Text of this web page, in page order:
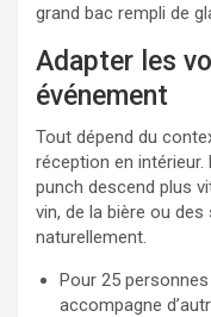
grand bac rempli de
Adapter les
événement
Tout dépend du
réception en intérieur.
punch descend plus
vin, de la bière ou
naturellement.
Pour 25
accompagne